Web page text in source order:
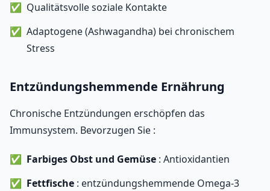
Qualitätsvolle soziale Kontakte
Adaptogene (Ashwagandha) bei chronischem
Stress
Entzündungshemmende Ernährung
Chronische Entzündungen erschöpfen das
Immunsystem. Bevorzugen Sie :
Farbiges Obst und Gemüse : Antioxidantien
Fettfische : entzündungshemmende Omega-3